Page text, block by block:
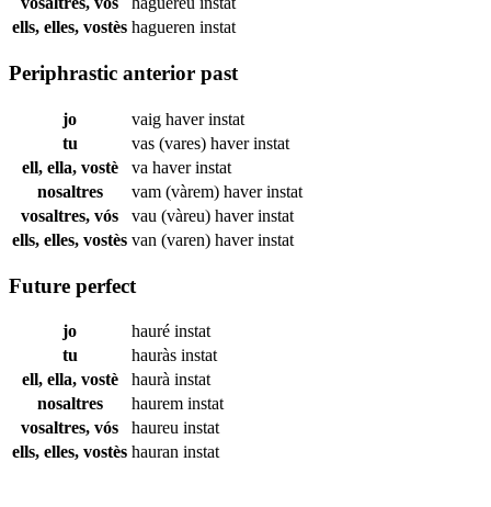
ells, elles, vostès hagueren instat
Periphrastic anterior past
jo vaig haverinstat
tu
vas (vares) haverinstat
ell, ella, vostè
va haverinstat
nosaltres
vam (vàrem) haverinstat
vosaltres, vós
vau (vàreu) haverinstat
ells, elles, vostès van (varen) haverinstat
Future perfect
jo hauré instat
tu
hauràs instat
ell, ella, vostè
haurà instat
nosaltres
haurem instat
vosaltres, vós
haureu instat
ells, elles, vostès hauran instat